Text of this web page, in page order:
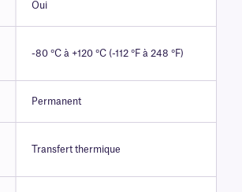
Oui
-80 °C à +120 °C (-112 °F à 248 °F)
Permanent
Transfert thermique